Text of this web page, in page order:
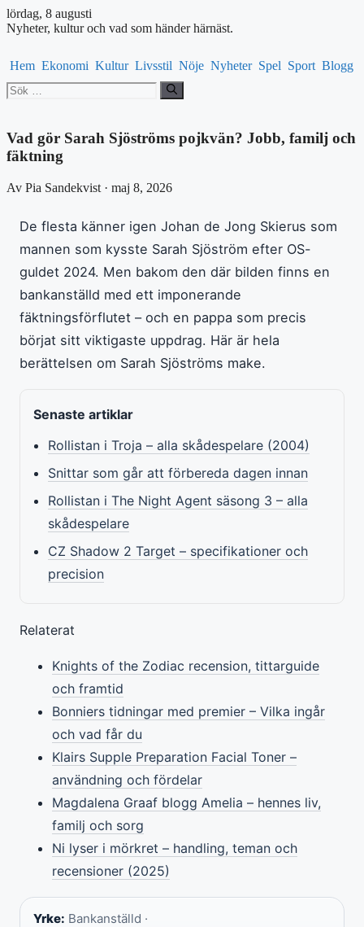
lördag, 8 augusti
Nyheter, kultur och vad som händer härnäst.
Hem Ekonomi Kultur Livsstil Nöje Nyheter Spel Sport Blogg
Sök
efter:
Vad gör Sarah Sjöströms pojkvän? Jobb, familj och
fäktning
Av Pia Sandekvist · maj 8, 2026
De flesta känner igen Johan de Jong Skierus som
mannen som kysste Sarah Sjöström efter OS-
guldet 2024. Men bakom den där bilden finns en
bankanställd med ett imponerande
fäktningsförflutet – och en pappa som precis
börjat sitt viktigaste uppdrag. Här är hela
berättelsen om Sarah Sjöströms make.
Senaste artiklar
Rollistan i Troja – alla skådespelare (2004)
Snittar som går att förbereda dagen innan
Rollistan i The Night Agent säsong 3 – alla
skådespelare
CZ Shadow 2 Target – specifikationer och
precision
Relaterat
Knights of the Zodiac recension, tittarguide
och framtid
Bonniers tidningar med premier – Vilka ingår
och vad får du
Klairs Supple Preparation Facial Toner –
användning och fördelar
Magdalena Graaf blogg Amelia – hennes liv,
familj och sorg
Ni lyser i mörkret – handling, teman och
recensioner (2025)
Yrke: Bankanställd ·